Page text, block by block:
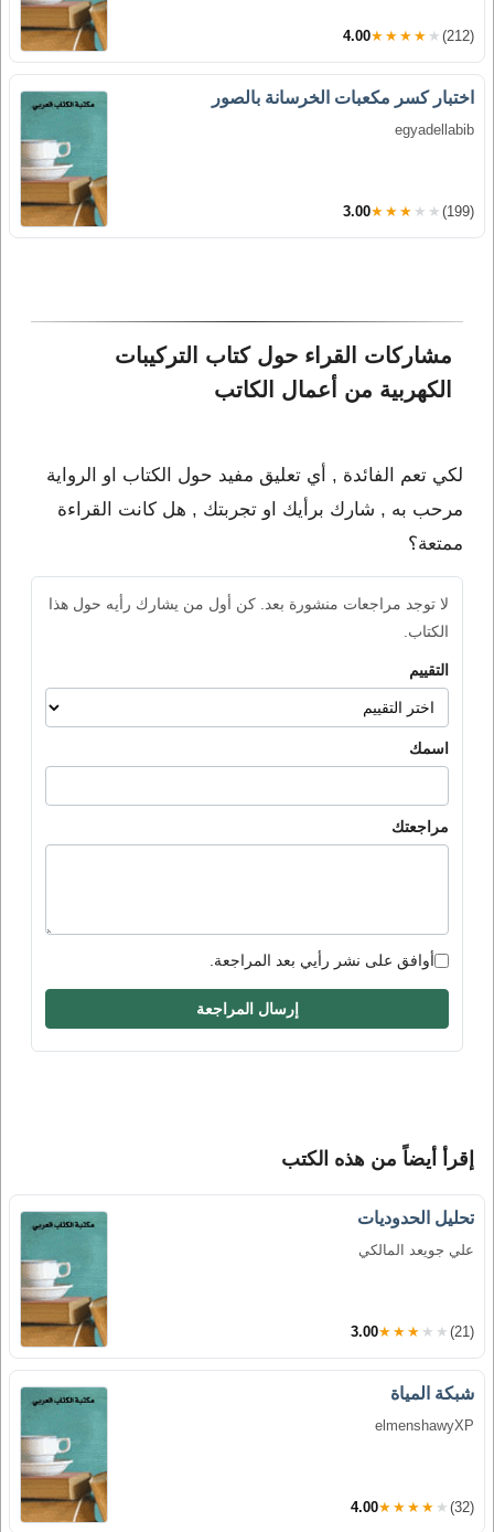
4.00★★★★★ (212)
اختبار كسر مكعبات الخرسانة بالصور
egyadellabib
3.00★★★★★ (199)
مشاركات القراء حول كتاب التركيبات
الكهربية من أعمال الكاتب
لكي تعم الفائدة , أي تعليق مفيد حول الكتاب او الرواية
مرحب به , شارك برأيك او تجربتك , هل كانت القراءة
ممتعة؟
لا توجد مراجعات منشورة بعد. كن أول من يشارك رأيه حول هذا
الكتاب.
التقييم
اسمك
مراجعتك
أوافق على نشر رأيي بعد المراجعة.
إرسال المراجعة
إقرأ أيضاً من هذه الكتب
تحليل الحدوديات
علي جويعد المالكي
3.00★★★★★ (21)
شبكة المياة
elmenshawyXP
4.00★★★★★ (32)